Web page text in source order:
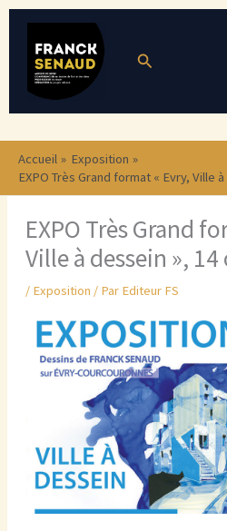
contenu
Rechercher
Accueil
Exposition
EXPO Très Grand format « Evry, Ville
EXPO Très Grand
Ville à dessein »,
/ Exposition / Par Editeur FS